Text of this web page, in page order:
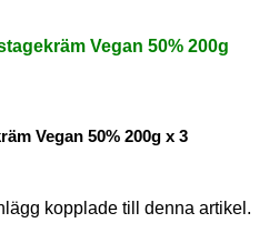
Vegan 50% 200g
Vegan 50% 200g x 3
kopplade till denna artikel.